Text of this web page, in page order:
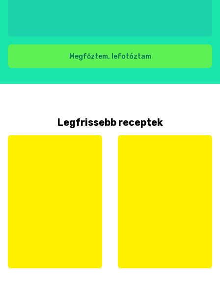
Megfőztem, lefotóztam
Legfrissebb receptek